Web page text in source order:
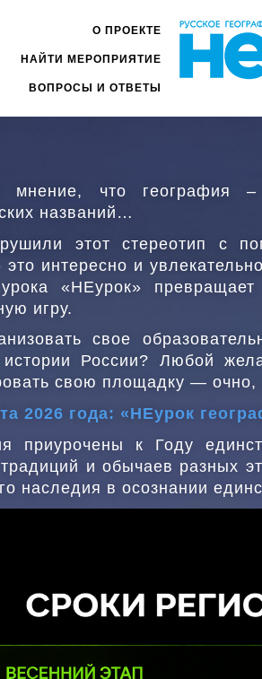
О ПРОЕКТЕ
НАЙТИ МЕРОПРИЯТИЕ
ВОПРОСЫ И ОТВЕТЫ
мнение, что география
названий…
этот стереотип с
это интересно и
«НЕурок»
игру.
свое
истории России? Любой
свою площадку —
2026 года: «НЕурок
приурочены к Году
традиций и обычаев разных
наследия в осознании